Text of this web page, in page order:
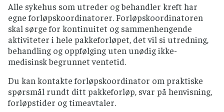
Alle sykehus som utreder og behandler kreft har
egne forløpskoordinatorer. Forløpskoordinatoren
skal sørge for kontinuitet og sammenhengende
aktiviteter i hele pakkeforløpet, det vil si utredning,
behandling og oppfølging uten unødig ikke-
medisinsk begrunnet ventetid.
Du kan kontakte forløpskoordinator om praktiske
spørsmål rundt ditt pakkeforløp, svar på henvisning,
forløpstider og timeavtaler.